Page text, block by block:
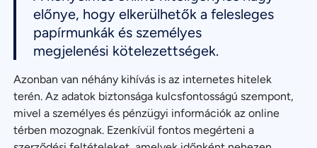
előnye, hogy elkerülhetők a felesleges
papírmunkák és személyes
megjelenési kötelezettségek.
Azonban van néhány kihívás is az internetes hitelek
terén. Az adatok biztonsága kulcsfontosságú szempont,
mivel a személyes és pénzügyi információk az online
térben mozognak. Ezenkívül fontos megérteni a